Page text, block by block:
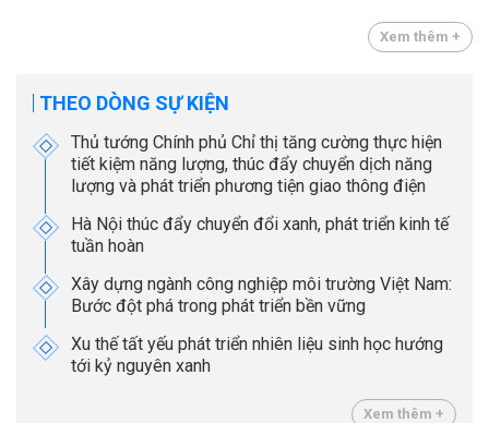
Xem thêm +
THEO DÒNG SỰ KIỆN
Thủ tướng Chính phủ Chỉ thị tăng cường thực hiện
tiết kiệm năng lượng, thúc đẩy chuyển dịch năng
lượng và phát triển phương tiện giao thông điện
Hà Nội thúc đẩy chuyển đổi xanh, phát triển kinh tế
tuần hoàn
Xây dựng ngành công nghiệp môi trường Việt Nam:
Bước đột phá trong phát triển bền vững
Xu thế tất yếu phát triển nhiên liệu sinh học hướng
tới kỷ nguyên xanh
Xem thêm +